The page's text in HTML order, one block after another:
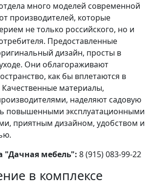
много моделей современной
производителей, которые
не только российского, но и
Предоставленные
дизайн, просты в
Они облагораживают
как бы вплетаются в
Качественные материалы,
наделяют садовую
повышенными эксплуатационными
приятным дизайном, удобством и
"Дачная мебель": 8 (915) 083‑99‑22
в комплексе